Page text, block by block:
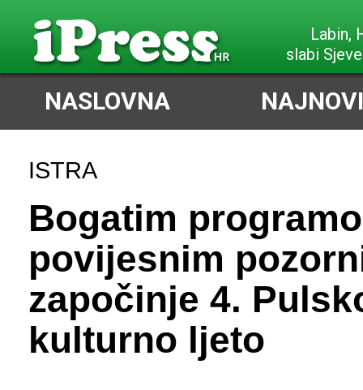
Labin,
slabi
NASLOVNA
ISTRA
Bogatim
povijesnim
započinje 4.
kulturno ljeto